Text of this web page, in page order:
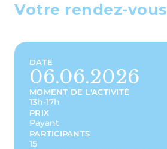
Votre rendez-vous
DATE
06.06.2026
MOMENT DE L'ACTIVITÉ
13h-17h
PRIX
Payant
PARTICIPANTS
15